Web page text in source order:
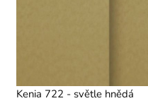
Kenia 722 - světle hnědá